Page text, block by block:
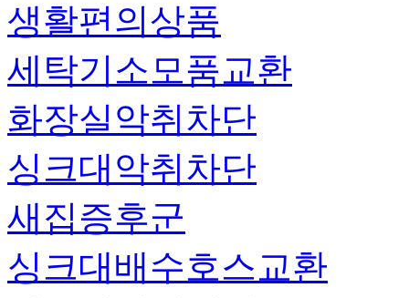
생활편의상품
세탁기소모품교환
화장실악취차단
싱크대악취차단
새집증후군
싱크대배수호스교환